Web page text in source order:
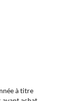
à titre